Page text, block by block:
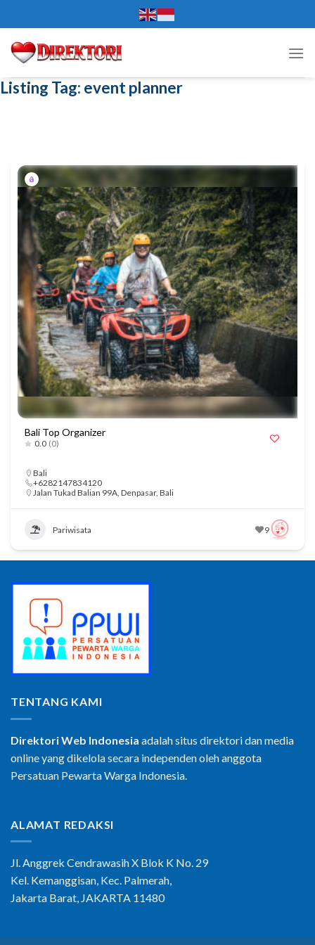
to
content
Listing Tag: event planner
Bali Top Organizer
0.0 (0)
Bali
+6282147834120
Jalan Tukad Balian 99A, Denpasar, Bali
Pariwisata 9
TENTANG KAMI
Direktori Web Indonesia adalah situs direktori dan media
online yang dikelola secara independen oleh anggota
Persatuan Pewarta Warga Indonesia.
ALAMAT REDAKSI
Jl. Anggrek Cendrawasih X Blok K No. 29
Kel. Kemanggisan, Kec. Palmerah,
Jakarta Barat, JAKARTA 11480